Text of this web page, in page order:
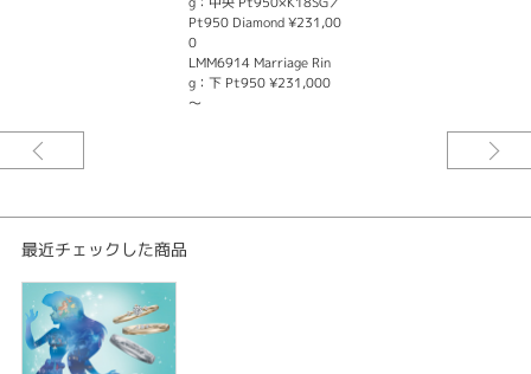
Pt950 Diamond ¥231,00
0
LMM6914 Marriage Rin
g：下 Pt950 ¥231,000
～
最近チェックした商品